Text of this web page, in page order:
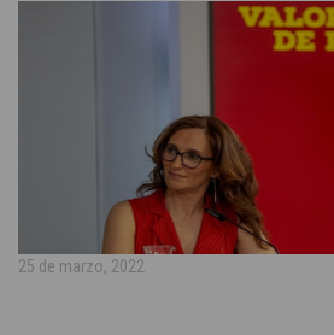
25 de marzo, 2022